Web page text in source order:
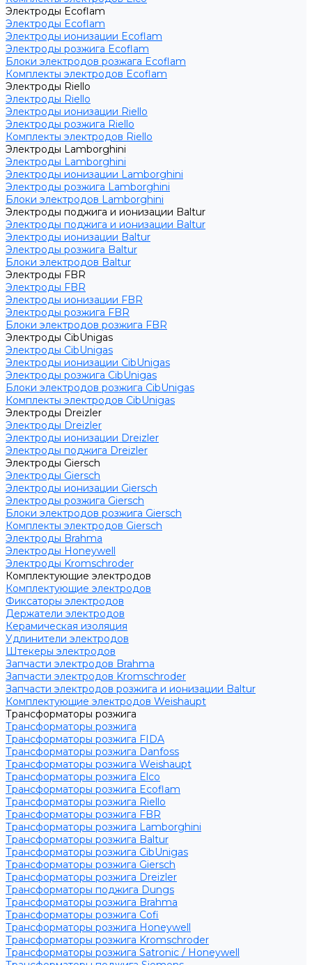
Электроды Ecoflam
Электроды Ecoflam
Электроды ионизации Ecoflam
Электроды розжига Ecoflam
Блоки электродов розжага Ecoflam
Комплекты электродов Ecoflam
Электроды Riello
Электроды Riello
Электроды ионизации Riello
Электроды розжига Riello
Комплекты электродов Riello
Электроды Lamborghini
Электроды Lamborghini
Электроды ионизации Lamborghini
Электроды розжига Lamborghini
Блоки электродов Lamborghini
Электроды поджига и ионизации Baltur
Электроды поджига и ионизации Baltur
Электроды ионизации Baltur
Электроды розжига Baltur
Блоки электродов Baltur
Электроды FBR
Электроды FBR
Электроды ионизации FBR
Электроды розжига FBR
Блоки электродов розжига FBR
Электроды CibUnigas
Электроды CibUnigas
Электроды ионизации CibUnigas
Электроды розжига CibUnigas
Блоки электродов розжига CibUnigas
Комплекты электродов CibUnigas
Электроды Dreizler
Электроды Dreizler
Электроды ионизации Dreizler
Электроды поджига Dreizler
Электроды Giersch
Электроды Giersch
Электроды ионизации Giersch
Электроды розжига Giersch
Блоки электродов розжига Giersch
Комплекты электродов Giersch
Электроды Brahma
Электроды Honeywell
Электроды Kromschroder
Комплектующие электродов
Комплектующие электродов
Фиксаторы электродов
Держатели электродов
Керамическая изоляция
Удлинители электродов
Штекеры электродов
Запчасти электродов Brahma
Запчасти электродов Kromschroder
Запчасти электродов розжига и ионизации Baltur
Комплектующие электродов Weishaupt
Трансформаторы розжига
Трансформаторы розжига
Трансформаторы розжига FIDA
Трансформаторы розжига Danfoss
Трансформаторы розжига Weishaupt
Трансформаторы розжига Elco
Трансформаторы розжига Ecoflam
Трансформаторы розжига Riello
Трансформаторы розжига FBR
Трансформаторы розжига Lamborghini
Трансформаторы розжига Baltur
Трансформаторы розжига CibUnigas
Трансформаторы розжига Giersch
Трансформаторы розжига Dreizler
Трансформаторы поджига Dungs
Трансформаторы розжига Brahma
Трансформаторы розжига Cofi
Трансформаторы розжига Honeywell
Трансформаторы розжига Kromschroder
Трансформаторы розжига Satronic / Honeywell